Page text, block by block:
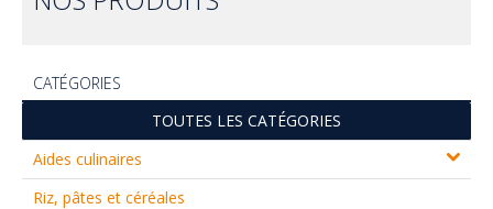
CATÉGORIES
TOUTES LES CATÉGORIES
Aides culinaires
Riz, pâtes et céréales